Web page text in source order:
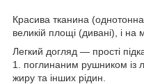
Красива тканина
великій площі (дивані), і на
Легкий догляд — прості
1. поглинаним рушником із
жиру та інших рідин.